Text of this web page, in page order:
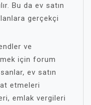
Bu da ev satın
gerçekçi
ve
için forum
ev satın
etmeleri
emlak vergileri